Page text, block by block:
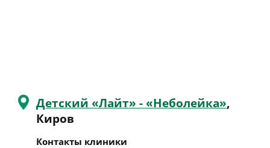
Детский «Лайт» - «Неболейка»,
Киров
Контакты клиники